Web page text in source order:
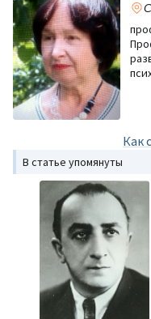
Как
В статье упомянуты